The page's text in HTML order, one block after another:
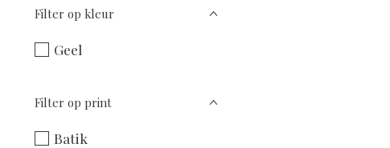
Filter op kleur
Geel
Filter op print
Batik